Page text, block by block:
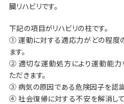
臓リハビリです。
下記の項目がリハビリの柱です。
① 運動に対する適応力がどの程度
ます。
② 適切な運動処方により運動能力
ただきます。
③ 病気の原因である危険因子を認識
④ 社会復帰に対する不安を解消し